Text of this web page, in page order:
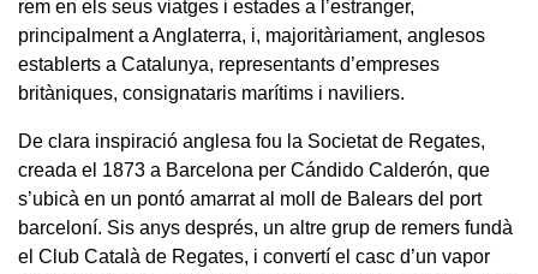
rem en els seus viatges i estades a l’estranger,
principalment a Anglaterra, i, majoritàriament, anglesos
establerts a Catalunya, representants d’empreses
britàniques, consignataris marítims i naviliers.
De clara inspiració anglesa fou la Societat de Regates,
creada el 1873 a Barcelona per Cándido Calderón, que
s’ubicà en un pontó amarrat al moll de Balears del port
barceloní. Sis anys després, un altre grup de remers fundà
el Club Català de Regates, i convertí el casc d’un vapor